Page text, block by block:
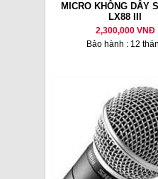
MICRO KHÔNG DÂY
LX88 III
2,300,000 VNĐ
Bảo hành : 12